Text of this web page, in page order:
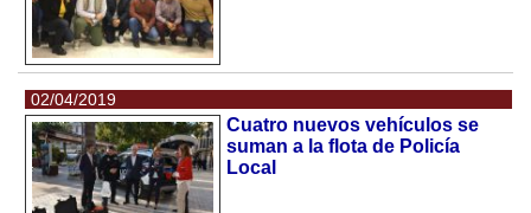
02/04/2019
Cuatro nuevos vehículos se
suman a la flota de Policía
Local